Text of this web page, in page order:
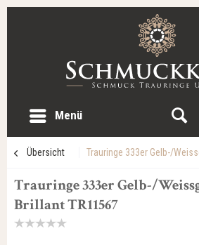
Menü
Übersicht Trauringe 333er Gelb-/
Trauringe 333er Gelb-/
Brillant TR11567